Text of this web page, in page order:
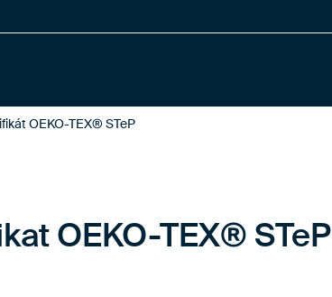
OEKO-TEX® STeP
OEKO-TEX® STeP